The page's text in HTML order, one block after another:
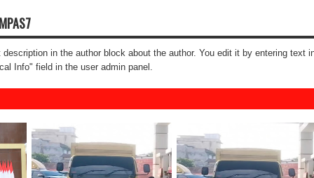
in the author block about the author. You edit it by entering text
Info" field in the user admin panel.